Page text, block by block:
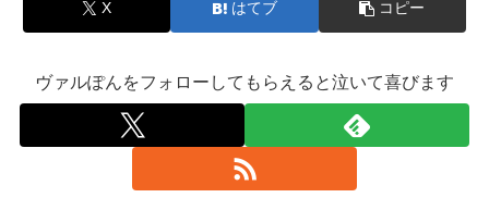
X はてブ コピー
ヴァルぽんをフォローしてもらえると泣いて喜びます